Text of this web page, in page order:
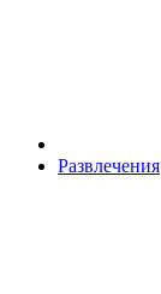
Развлечения